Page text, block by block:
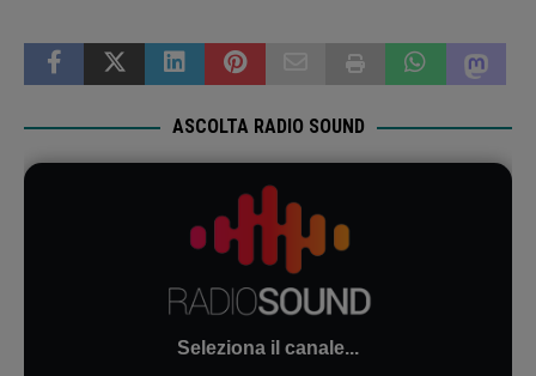
ASCOLTA RADIO SOUND
Seleziona il canale...